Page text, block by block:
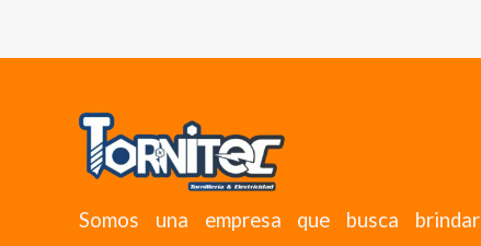
Somos una empresa que busca brindar